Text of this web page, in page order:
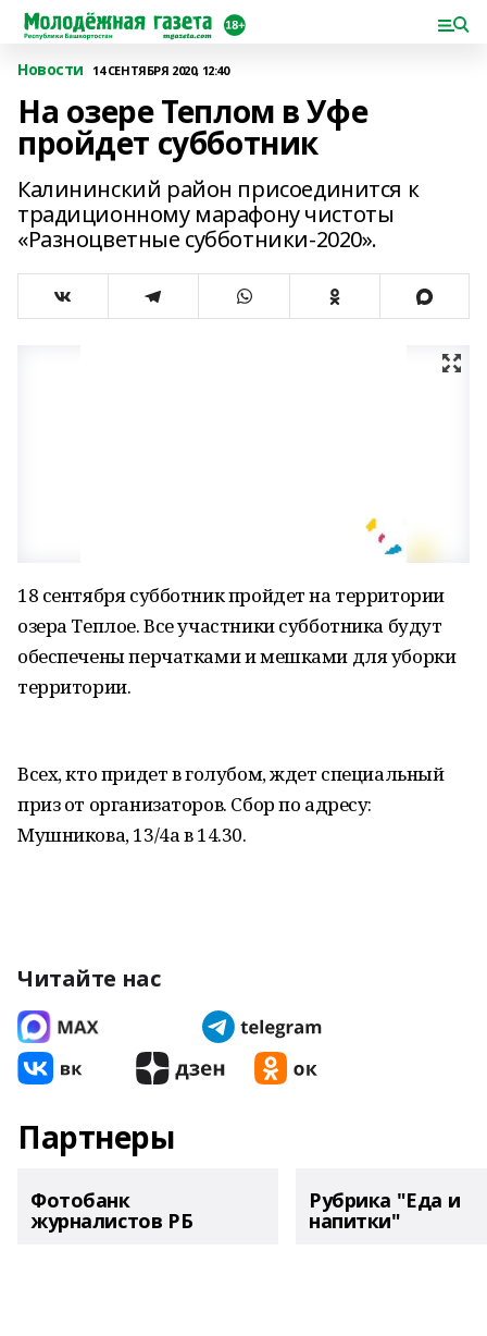
Новости 14 СЕНТЯБРЯ 2020, 12:40
На озере Теплом в Уфе
пройдет субботник
Калининский район присоединится к
традиционному марафону чистоты
«Разноцветные субботники-2020».
18 сентября субботник пройдет на территории
озера Теплое. Все участники субботника будут
обеспечены перчатками и мешками для уборки
территории.
Всех, кто придет в голубом, ждет специальный
приз от организаторов. Сбор по адресу:
Мушникова, 13/4а в 14.30.
Читайте нас
Партнеры
Фотобанк
журналистов РБ
Рубрика "Еда и
напитки"